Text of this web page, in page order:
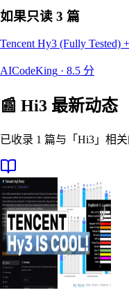
如果只读 3 篇
Tencent Hy3 (Fully Tested)
AICodeKing · 8.5 分
📰 Hi3 最新动态
已收录 1 篇与「Hi3」相